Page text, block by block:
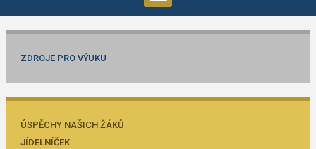
ZDROJE PRO VÝUKU
ÚSPĚCHY NAŠICH ŽÁKŮ
JÍDELNÍČEK